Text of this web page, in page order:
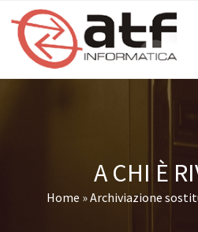
A CHI È
Home »Archiviazione